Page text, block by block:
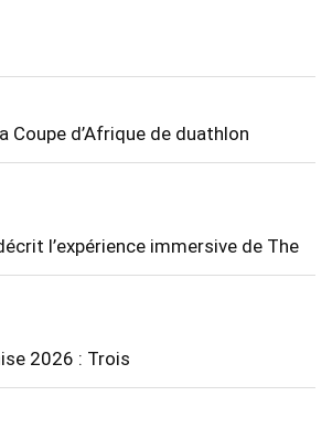
Coupe d’Afrique de duathlon
l’expérience immersive de The
2026 : Trois